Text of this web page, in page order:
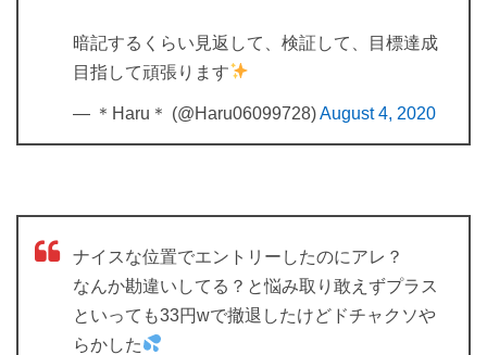
暗記するくらい見返して、検証して、目標達成
目指して頑張ります
— ＊Haru＊ (@Haru06099728)August 4, 2020
ナイスな位置でエントリーしたのにアレ？
なんか勘違いしてる？と悩み取り敢えずプラス
といっても33円wで撤退したけどドチャクソや
らかした